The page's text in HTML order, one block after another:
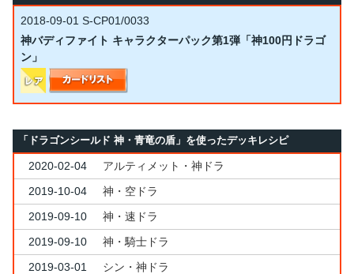
2018-09-01 S-CP01/0033
神バディファイト キャラクターパック第1弾「神100円ドラゴ
ン」
「ドラゴンシールド 神・青竜の盾」を使ったデッキレシピ
2020-02-04
アルティメット・神ドラ
2019-10-04
神・空ドラ
2019-09-10
神・速ドラ
2019-09-10
神・騎士ドラ
2019-03-01
シン・神ドラ